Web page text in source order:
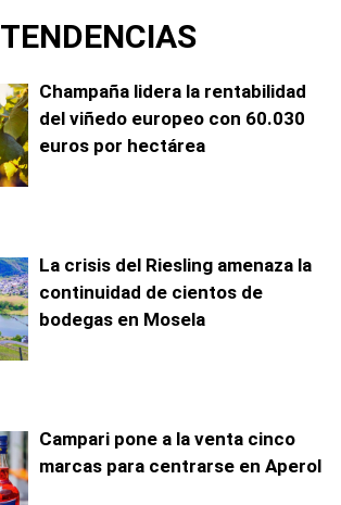
TENDENCIAS
Champaña lidera la rentabilidad
del viñedo europeo con 60.030
euros por hectárea
La crisis del Riesling amenaza la
continuidad de cientos de
bodegas en Mosela
Campari pone a la venta cinco
marcas para centrarse en Aperol